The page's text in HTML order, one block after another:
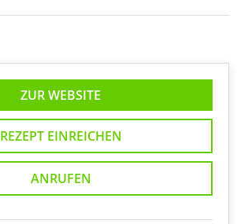
ZUR WEBSITE
REZEPT EINREICHEN
ANRUFEN